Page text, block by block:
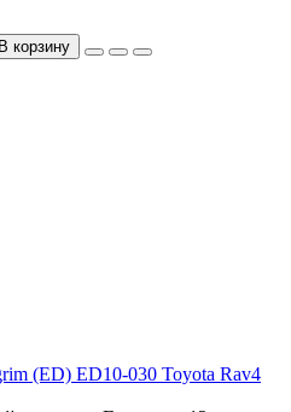
В корзину
(ED) ED10-030 Toyota Rav4